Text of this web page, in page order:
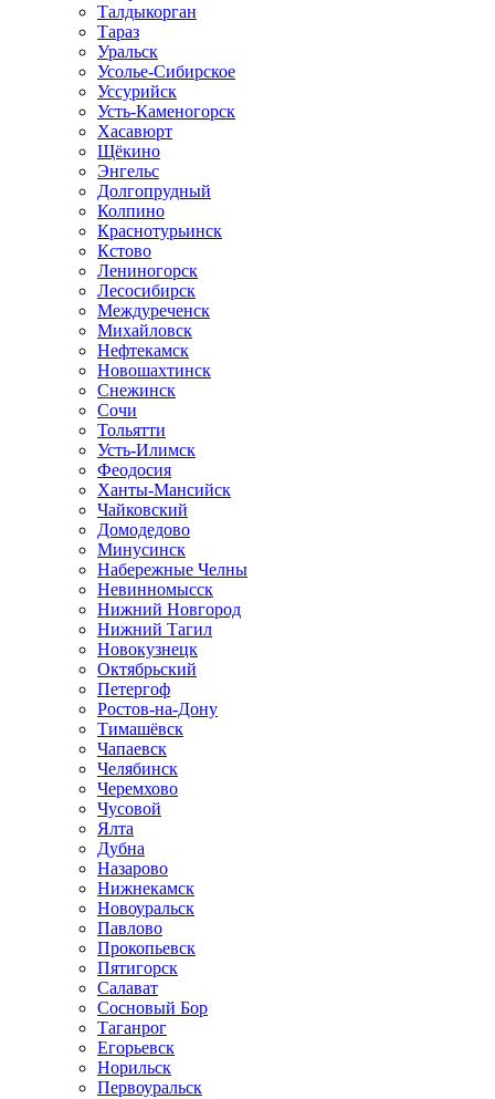
Талдыкорган
Тараз
Уральск
Усолье-Сибирское
Уссурийск
Усть-Каменогорск
Хасавюрт
Щёкино
Энгельс
Долгопрудный
Колпино
Краснотурьинск
Кстово
Лениногорск
Лесосибирск
Междуреченск
Михайловск
Нефтекамск
Новошахтинск
Снежинск
Сочи
Тольятти
Усть-Илимск
Феодосия
Ханты-Мансийск
Чайковский
Домодедово
Минусинск
Набережные Челны
Невинномысск
Нижний Новгород
Нижний Тагил
Новокузнецк
Октябрьский
Петергоф
Ростов-на-Дону
Тимашёвск
Чапаевск
Челябинск
Черемхово
Чусовой
Ялта
Дубна
Назарово
Нижнекамск
Новоуральск
Павлово
Прокопьевск
Пятигорск
Салават
Сосновый Бор
Таганрог
Егорьевск
Норильск
Первоуральск